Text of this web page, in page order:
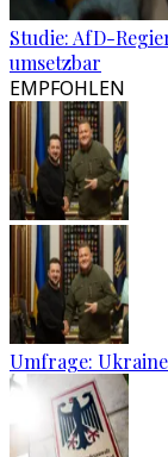
Studie: AfD-
umsetzbar
EMPFOHLEN
Umfrage: